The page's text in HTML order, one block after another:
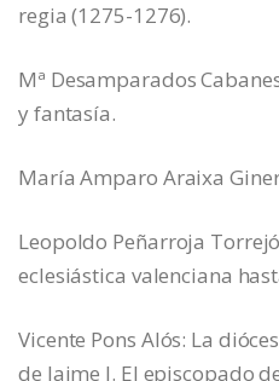
regia (1275-1276).
Mª Desamparados
y fantasía.
María Amparo Araixa
Leopoldo Peñarroja
eclesiástica valenciana
Vicente Pons Alós: La
de Jaime I. El episcopado